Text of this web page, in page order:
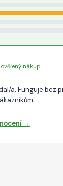
nákup
a. Funguje bez
→